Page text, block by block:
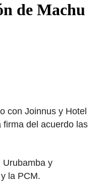
de Machu
con Joinnus y Hotel
firma del acuerdo las
Urubamba y
la PCM.